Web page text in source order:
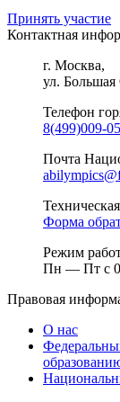
Принять участие
Контактная
г. Москва,
ул.
Телефон
8(499)009-
Почта
Форма
Режим
Пн — Пт с
Правовая
О нас